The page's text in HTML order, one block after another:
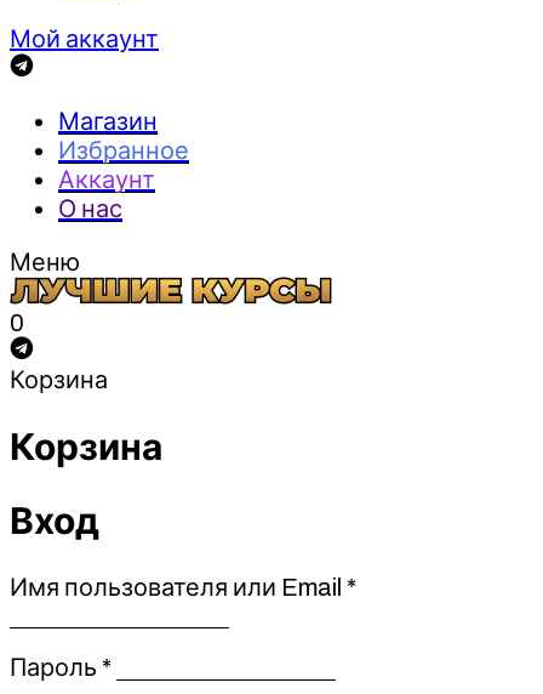
Мой аккаунт
Магазин
Избранное
Аккаунт
О нас
Меню
0
Корзина
Корзина
Вход
Имя пользователя или Email *Обязательно
Пароль *Обязательно